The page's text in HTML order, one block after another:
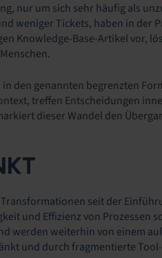
nur um sich sehr häufig als
weniger Tickets, haben in der
Knowledge-Base-Artikel vor,
den genannten begrenzten
treffen Entscheidungen
dieser Wandel den
seit der
und Effizienz von Prozessen
werden weiterhin von einem
und durch fragmentierte